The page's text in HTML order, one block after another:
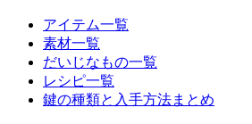
アイテム一覧
素材一覧
だいじなもの一覧
レシピ一覧
鍵の種類と入手方法まとめ